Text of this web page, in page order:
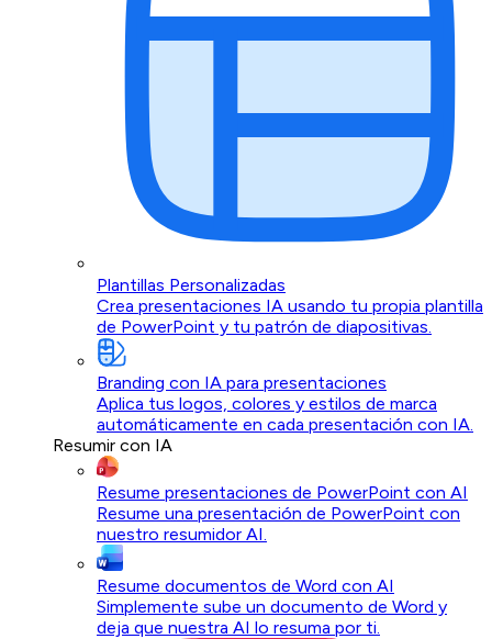
Plantillas Personalizadas
Crea presentaciones IA usando tu propia plantilla
de PowerPoint y tu patrón de diapositivas.
Branding con IA para presentaciones
Aplica tus logos, colores y estilos de marca
automáticamente en cada presentación con IA.
Resumir con IA
Resume presentaciones de PowerPoint con AI
Resume una presentación de PowerPoint con
nuestro resumidor AI.
Resume documentos de Word con AI
Simplemente sube un documento de Word y
deja que nuestra AI lo resuma por ti.